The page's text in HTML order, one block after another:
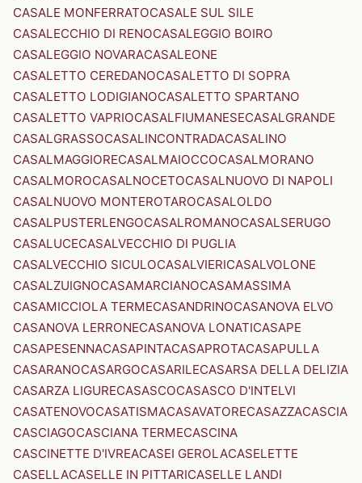
CASALE MONFERRATOCASALE SUL SILE
CASALECCHIO DI RENOCASALEGGIO BOIRO
CASALEGGIO NOVARACASALEONE
CASALETTO CEREDANOCASALETTO DI SOPRA
CASALETTO LODIGIANOCASALETTO SPARTANO
CASALETTO VAPRIOCASALFIUMANESECASALGRANDE
CASALGRASSOCASALINCONTRADACASALINO
CASALMAGGIORECASALMAIOCCOCASALMORANO
CASALMOROCASALNOCETOCASALNUOVO DI NAPOLI
CASALNUOVO MONTEROTAROCASALOLDO
CASALPUSTERLENGOCASALROMANOCASALSERUGO
CASALUCECASALVECCHIO DI PUGLIA
CASALVECCHIO SICULOCASALVIERICASALVOLONE
CASALZUIGNOCASAMARCIANOCASAMASSIMA
CASAMICCIOLA TERMECASANDRINOCASANOVA ELVO
CASANOVA LERRONECASANOVA LONATICASAPE
CASAPESENNACASAPINTACASAPROTACASAPULLA
CASARANOCASARGOCASARILECASARSA DELLA DELIZIA
CASARZA LIGURECASASCOCASASCO D'INTELVI
CASATENOVOCASATISMACASAVATORECASAZZACASCIA
CASCIAGOCASCIANA TERMECASCINA
CASCINETTE D'IVREACASEI GEROLACASELETTE
CASELLACASELLE IN PITTARICASELLE LANDI